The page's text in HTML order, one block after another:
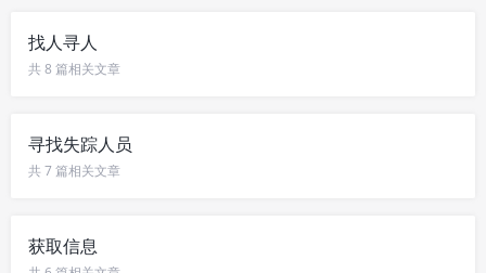
找人寻人
共 8 篇相关文章
寻找失踪人员
共 7 篇相关文章
获取信息